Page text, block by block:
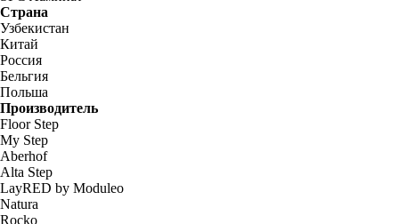
Страна
Узбекистан
Китай
Россия
Бельгия
Польша
Производитель
Floor Step
My Step
Aberhof
Alta Step
LayRED by Moduleo
Natura
Rocko